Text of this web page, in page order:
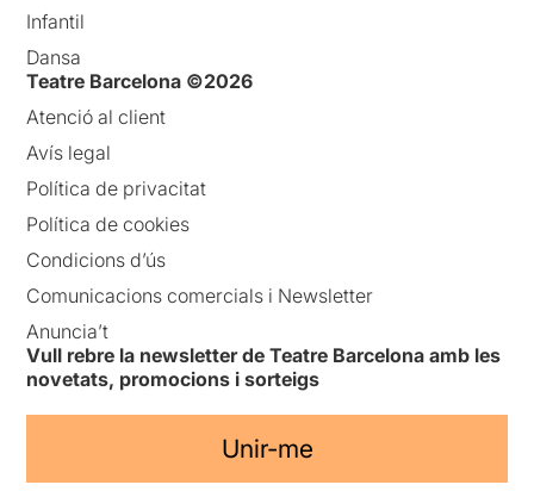
Infantil
Dansa
Teatre Barcelona ©2026
Atenció al client
Avís legal
Política de privacitat
Política de cookies
Condicions d’ús
Comunicacions comercials i Newsletter
Anuncia’t
Vull rebre la newsletter de Teatre Barcelona amb les
novetats, promocions i sorteigs
Unir-me